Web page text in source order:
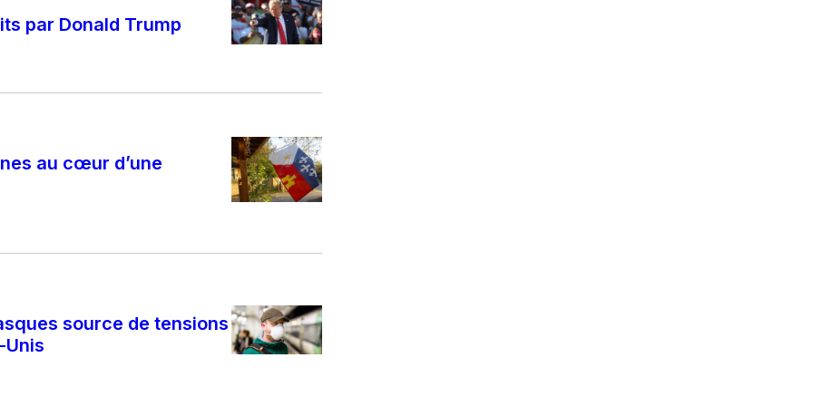
par Donald Trump
au cœur d’une
source de tensions
Unis